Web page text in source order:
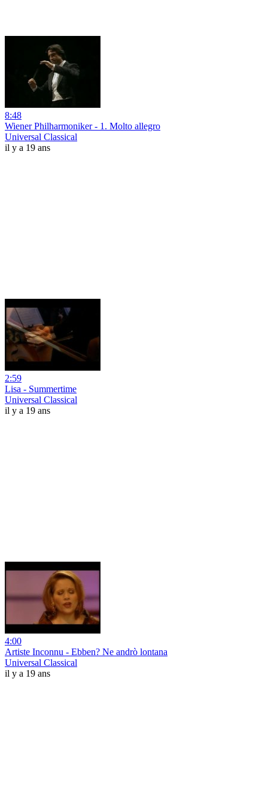
8:48
Wiener Philharmoniker - 1. Molto allegro
Universal Classical
il y a 19 ans
2:59
Lisa - Summertime
Universal Classical
il y a 19 ans
4:00
Artiste Inconnu - Ebben? Ne andrò lontana
Universal Classical
il y a 19 ans